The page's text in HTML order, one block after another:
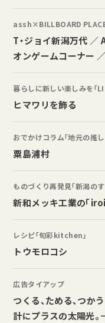
assh×BILLBOARD
T・ジョイ新潟万代
オンゲームコーナー
暮らしに新しい楽しみを「
ヒマワリを飾る
おでかけコラム「地元の推し
粟島浦村
ものづくり再発見「新潟のす
新和メッキ工業の「
レシピ「旬彩kitchen」
トウモロコシ
広告タイアップ
つくる、ためる、つか
計にプラスの太陽光。